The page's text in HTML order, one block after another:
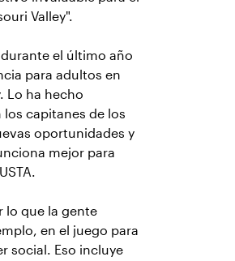
Valley".
el último año
para adultos en
Lo ha hecho
capitanes de los
oportunidades y
mejor para
lo que la gente
en el juego para
social. Eso incluye